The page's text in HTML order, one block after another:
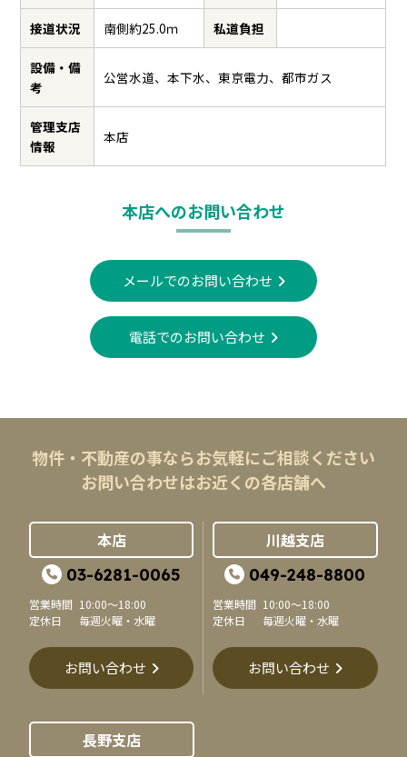
接道状況 南側約25.0ｍ 私道負担
設備・備
考
公営水道、本下水、東京電力、都市ガス
管理支店
情報
本店
本店へのお問い合わせ
メールでのお問い合わせ
電話でのお問い合わせ
物件・不動産の事ならお気軽にご相談ください
お問い合わせはお近くの各店舗へ
本店
03-6281-0065
営業時間 10:00～18:00
定休日
毎週火曜・水曜
お問い合わせ
川越支店
049-248-8800
営業時間 10:00～18:00
定休日
毎週火曜・水曜
お問い合わせ
長野支店